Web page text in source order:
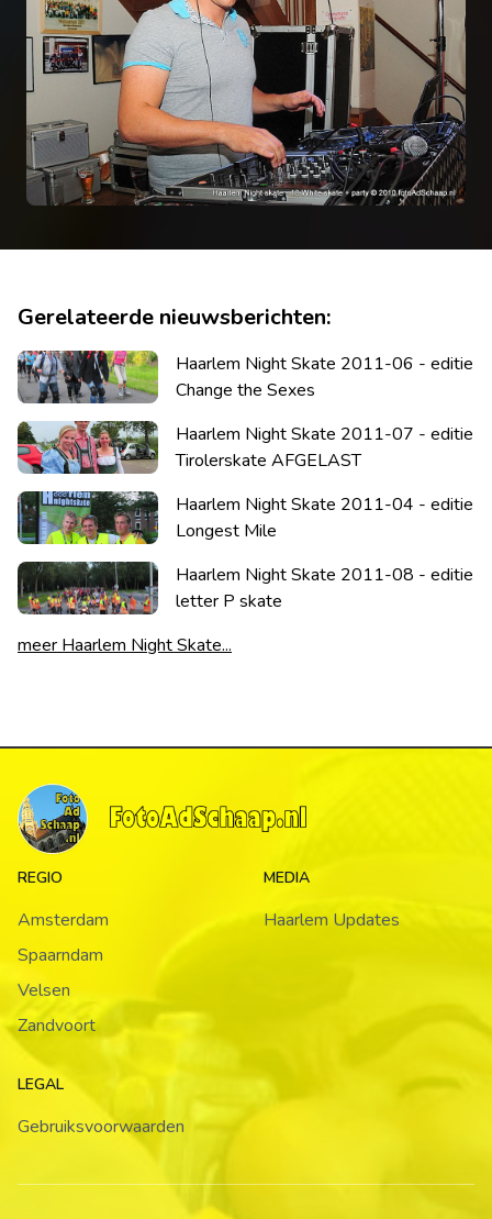
Gerelateerde nieuwsberichten:
Haarlem Night Skate 2011-06 - editie
Change the Sexes
Haarlem Night Skate 2011-07 - editie
Tirolerskate AFGELAST
Haarlem Night Skate 2011-04 - editie
Longest Mile
Haarlem Night Skate 2011-08 - editie
letter P skate
meer Haarlem Night Skate...
REGIO
Amsterdam
Spaarndam
Velsen
Zandvoort
MEDIA
Haarlem Updates
LEGAL
Gebruiksvoorwaarden